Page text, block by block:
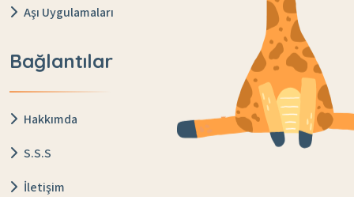
Aşı Uygulamaları
Bağlantılar
Hakkımda
S.S.S
İletişim